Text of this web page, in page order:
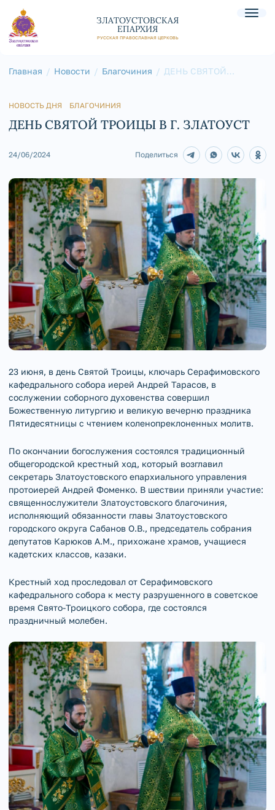
ЗЛАТОУСТОВСКАЯ
ЕПАРХИЯ
РУССКАЯ ПРАВОСЛАВНАЯ ЦЕРКОВЬ
Главная Новости Благочиния
ДЕНЬ СВЯТОЙ
НОВОСТЬ ДНЯ БЛАГОЧИНИЯ
ДЕНЬ СВЯТОЙ ТРОИЦЫ В Г. ЗЛАТОУСТ
24/06/2024 Поделиться
23 июня, в день Святой Троицы, ключарь Серафимовского
кафедрального собора иерей Андрей Тарасов, в
сослужении соборного духовенства совершил
Божественную литургию и великую вечерню праздника
Пятидесятницы с чтением коленопреклоненных молитв.
По окончании богослужения состоялся традиционный
общегородской крестный ход, который возглавил
секретарь Златоустовского епархиального управления
протоиерей Андрей Фоменко. В шествии приняли участие:
священнослужители Златоустовского благочиния,
исполняющий обязанности главы Златоустовского
городского округа Сабанов О.В., председатель собрания
депутатов Карюков А.М., прихожане храмов, учащиеся
кадетских классов, казаки.
Крестный ход проследовал от Серафимовского
кафедрального собора к месту разрушенного в советское
время Свято-Троицкого собора, где состоялся
праздничный молебен.